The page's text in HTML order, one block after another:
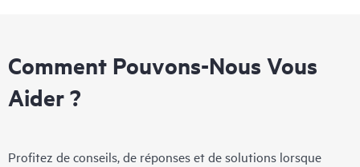
Comment Pouvons-Nous Vous
Aider ?
Profitez de conseils, de réponses et de solutions lorsque